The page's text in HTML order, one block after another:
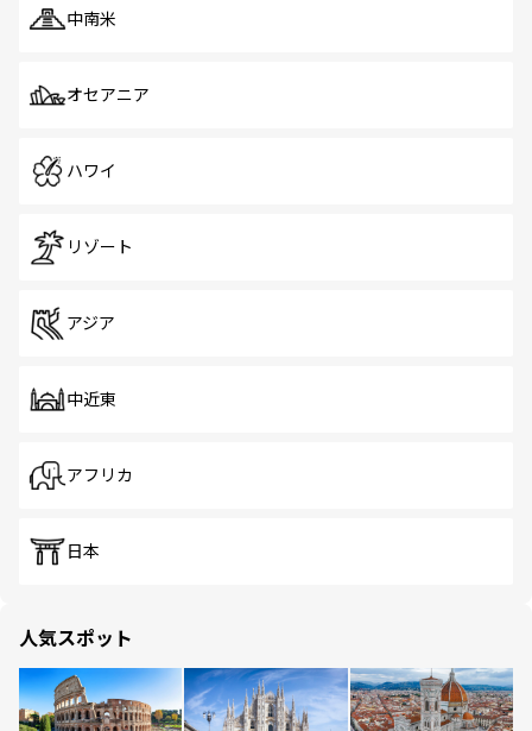
中南米
オセアニア
ハワイ
リゾート
アジア
中近東
アフリカ
日本
人気スポット